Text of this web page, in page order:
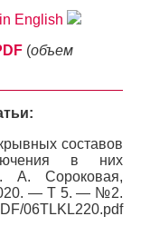
English
(объем
составов
в них
А. Сороковая,
— Т 5. — №2.
06TLKL220.pdf